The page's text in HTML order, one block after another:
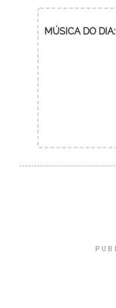
MÚSICA DO DIA: